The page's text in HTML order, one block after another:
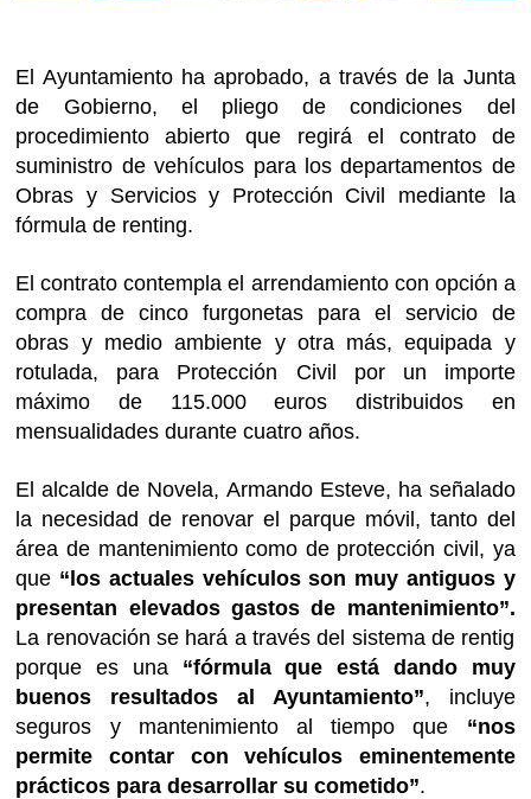
El Ayuntamiento ha aprobado, a través de la Junta
de Gobierno, el pliego de condiciones del
procedimiento abierto que regirá el contrato de
suministro de vehículos para los departamentos de
Obras y Servicios y Protección Civil mediante la
fórmula de renting.
El contrato contempla el arrendamiento con opción a
compra de cinco furgonetas para el servicio de
obras y medio ambiente y otra más, equipada y
rotulada, para Protección Civil por un importe
máximo de 115.000 euros distribuidos en
mensualidades durante cuatro años.
El alcalde de Novela, Armando Esteve, ha señalado
la necesidad de renovar el parque móvil, tanto del
área de mantenimiento como de protección civil, ya
que “los actuales vehículos son muy antiguos y
presentan elevados gastos de mantenimiento”.
La renovación se hará a través del sistema de rentig
porque es una “fórmula que está dando muy
buenos resultados al Ayuntamiento”, incluye
seguros y mantenimiento al tiempo que “nos
permite contar con vehículos eminentemente
prácticos para desarrollar su cometido”.